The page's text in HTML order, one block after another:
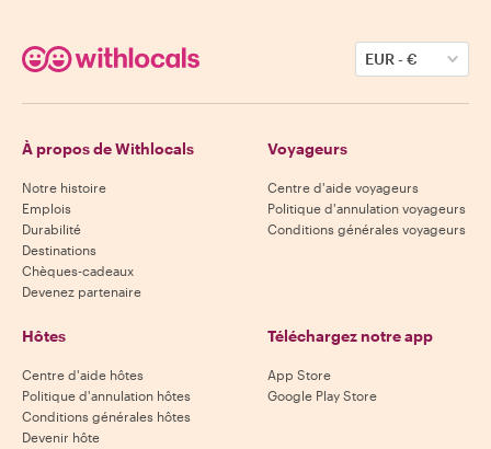
EUR-€
À propos de Withlocals
Notre histoire
Emplois
Durabilité
Destinations
Chèques-cadeaux
Devenez partenaire
Voyageurs
Centre d'aide voyageurs
Politique d'annulation voyageurs
Conditions générales voyageurs
Hôtes
Centre d'aide hôtes
Politique d'annulation hôtes
Conditions générales hôtes
Devenir hôte
Téléchargez notre app
App Store
Google Play Store